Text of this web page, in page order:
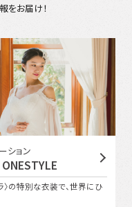
をお届け！
ション
の特別な衣装で、世界にひ